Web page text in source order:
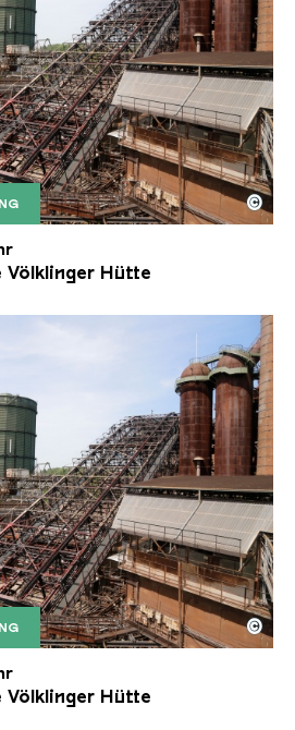
der Völklinger Hütte mit
Völklinger Hütte | Karl
©
Völklinger Hütte
der Völklinger Hütte mit
Völklinger Hütte | Karl
©
Völklinger Hütte